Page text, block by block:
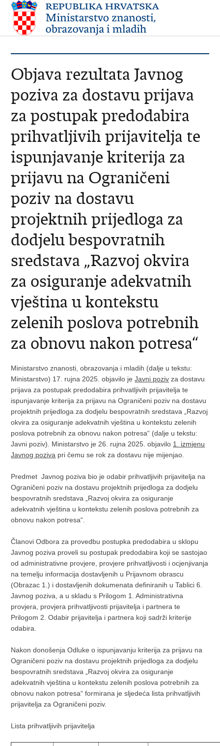
Objava rezultata Javnog
poziva za dostavu prijava
za postupak predodabira
prihvatljivih prijavitelja te
ispunjavanje kriterija za
prijavu na Ograničeni
poziv na dostavu
projektnih prijedloga za
dodjelu bespovratnih
sredstava „Razvoj okvira
za osiguranje adekvatnih
vještina u kontekstu
zelenih poslova potrebnih
za obnovu nakon potresa“
Ministarstvo znanosti, obrazovanja i mladih (dalje u tekstu:
Ministarstvo) 17. rujna 2025. objavilo jeJavni poziv za dostavu
prijava za postupak predodabira prihvatljivih prijavitelja te
ispunjavanje kriterija za prijavu na Ograničeni poziv na dostavu
projektnih prijedloga za dodjelu bespovratnih sredstava „Razvoj
okvira za osiguranje adekvatnih vještina u kontekstu zelenih
poslova potrebnih za obnovu nakon potresa“ (dalje u tekstu:
Javni poziv). Ministarstvo je 26. rujna 2025. objavilo 1. izmjenu
Javnog poziva pri čemu se rok za dostavu nije mijenjao.
Predmet Javnog poziva bio je odabir prihvatljivih prijavitelja na
Ograničeni poziv na dostavu projektnih prijedloga za dodjelu
bespovratnih sredstava „Razvoj okvira za osiguranje
adekvatnih vještina u kontekstu zelenih poslova potrebnih za
obnovu nakon potresa“.
Članovi Odbora za provedbu postupka predodabira u sklopu
Javnog poziva proveli su postupak predodabira koji se sastojao
od administrativne provjere, provjere prihvatljivosti i ocjenjivanja
na temelju informacija dostavljenih u Prijavnom obrascu
(Obrazac 1.) i dostavljenih dokumenata definiranih u Tablici 6.
Javnog poziva, a u skladu s Prilogom 1. Administrativna
provjera, provjera prihvatljivosti prijavitelja i partnera te
Prilogom 2. Odabir prijavitelja i partnera koji sadrži kriterije
odabira.
Nakon donošenja Odluke o ispunjavanju kriterija za prijavu na
Ograničeni poziv na dostavu projektnih prijedloga za dodjelu
bespovratnih sredstava „Razvoj okvira za osiguranje
adekvatnih vještina u kontekstu zelenih poslova potrebnih za
obnovu nakon potresa“ formirana je sljedeća lista prihvatljivih
prijavitelja za Ograničeni poziv.
Lista prihvatljivih prijavitelja